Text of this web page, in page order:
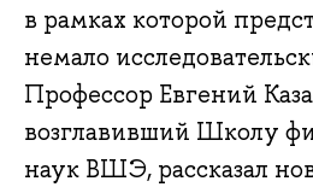
в рамках которой
немало
Профессор Евгений
возглавивший Школу
наук ВШЭ, рассказал